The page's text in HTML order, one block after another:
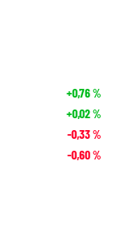
+0,76%
+0,02%
-0,33%
-0,60%